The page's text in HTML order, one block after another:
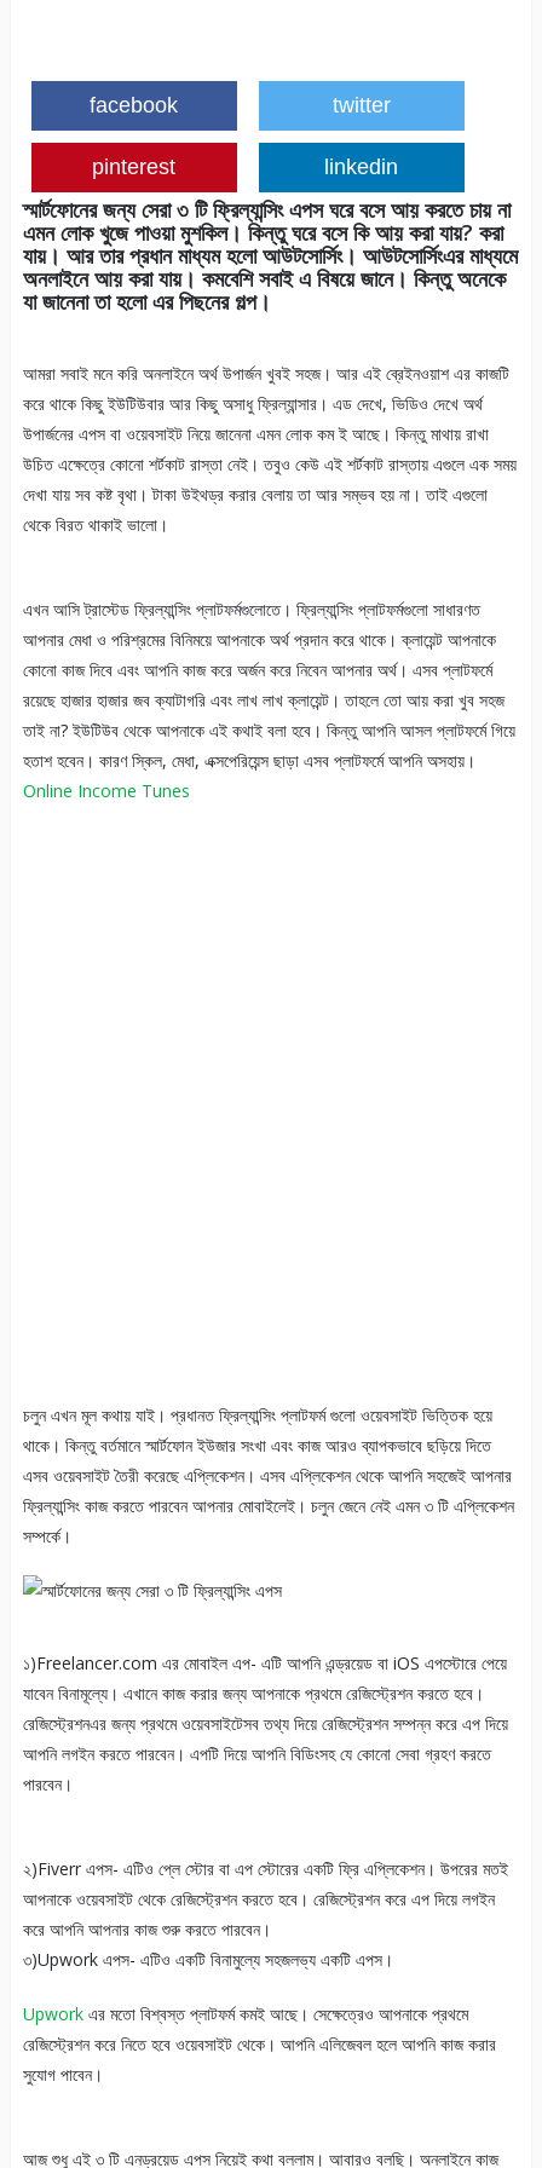
facebook twitter
pinterest linkedin
স্মার্টফোনের জন্য সেরা ৩ টি ফ্রিল্যান্সিং এপস ঘরে বসে আয় করতে চায় না
এমন লোক খুজে পাওয়া মুশকিল। কিন্তু ঘরে বসে কি আয় করা যায়? করা
যায়। আর তার প্রধান মাধ্যম হলো আউটসোর্সিং। আউটসোর্সিংএর মাধ্যমে
অনলাইনে আয় করা যায়। কমবেশি সবাই এ বিষয়ে জানে। কিন্তু অনেকে
যা জানেনা তা হলো এর পিছনের গল্প।
আমরা সবাই মনে করি অনলাইনে অর্থ উপার্জন খুবই সহজ। আর এই ব্রেইনওয়াশ এর কাজটি
করে থাকে কিছু ইউটিউবার আর কিছু অসাধু ফ্রিল্যান্সার। এড দেখে, ভিডিও দেখে অর্থ
উপার্জনের এপস বা ওয়েবসাইট নিয়ে জানেনা এমন লোক কম ই আছে। কিন্তু মাথায় রাখা
উচিত এক্ষেত্রে কোনো শর্টকাট রাস্তা নেই। তবুও কেউ এই শর্টকাট রাস্তায় এগুলে এক সময়
দেখা যায় সব কষ্ট বৃথা। টাকা উইথড্র করার বেলায় তা আর সম্ভব হয় না। তাই এগুলো
থেকে বিরত থাকাই ভালো।
এখন আসি ট্রাস্টেড ফ্রিল্যান্সিং প্লাটফর্মগুলোতে। ফ্রিল্যান্সিং প্লাটফর্মগুলো সাধারণত
আপনার মেধা ও পরিশ্রমের বিনিময়ে আপনাকে অর্থ প্রদান করে থাকে। ক্লায়েন্ট আপনাকে
কোনো কাজ দিবে এবং আপনি কাজ করে অর্জন করে নিবেন আপনার অর্থ। এসব প্লাটফর্মে
রয়েছে হাজার হাজার জব ক্যাটাগরি এবং লাখ লাখ ক্লায়েন্ট। তাহলে তো আয় করা খুব সহজ
তাই না? ইউটিউব থেকে আপনাকে এই কথাই বলা হবে। কিন্তু আপনি আসল প্লাটফর্মে গিয়ে
হতাশ হবেন। কারণ স্কিল, মেধা, এক্সপেরিয়েন্স ছাড়া এসব প্লাটফর্মে আপনি অসহায়।
Online Income Tunes
চলুন এখন মূল কথায় যাই। প্রধানত ফ্রিল্যান্সিং প্লাটফর্ম গুলো ওয়েবসাইট ভিত্তিক হয়ে
থাকে। কিন্তু বর্তমানে স্মার্টফোন ইউজার সংখা এবং কাজ আরও ব্যাপকভাবে ছড়িয়ে দিতে
এসব ওয়েবসাইট তৈরী করেছে এপ্লিকেশন। এসব এপ্লিকেশন থেকে আপনি সহজেই আপনার
ফ্রিল্যান্সিং কাজ করতে পারবেন আপনার মোবাইলেই। চলুন জেনে নেই এমন ৩ টি এপ্লিকেশন
সম্পর্কে।
১)Freelancer.com এর মোবাইল এপ- এটি আপনি এন্ড্রয়েড বা iOS এপস্টোরে পেয়ে
যাবেন বিনামূল্যে। এখানে কাজ করার জন্য আপনাকে প্রথমে রেজিস্ট্রেশন করতে হবে।
রেজিস্ট্রেশনএর জন্য প্রথমে ওয়েবসাইটেসব তথ্য দিয়ে রেজিস্ট্রেশন সম্পন্ন করে এপ দিয়ে
আপনি লগইন করতে পারবেন। এপটি দিয়ে আপনি বিডিংসহ যে কোনো সেবা গ্রহণ করতে
পারবেন।
২)Fiverr এপস- এটিও প্লে স্টোর বা এপ স্টোরের একটি ফ্রি এপ্লিকেশন। উপরের মতই
আপনাকে ওয়েবসাইট থেকে রেজিস্ট্রেশন করতে হবে। রেজিস্ট্রেশন করে এপ দিয়ে লগইন
করে আপনি আপনার কাজ শুরু করতে পারবেন।
৩)Upwork এপস- এটিও একটি বিনামুল্যে সহজলভ্য একটি এপস।
Upwork এর মতো বিশ্বস্ত প্লাটফর্ম কমই আছে। সেক্ষেত্রেও আপনাকে প্রথমে
রেজিস্ট্রেশন করে নিতে হবে ওয়েবসাইট থেকে। আপনি এলিজেবল হলে আপনি কাজ করার
সুযোগ পাবেন।
আজ শুধু এই ৩ টি এনড্রয়েড এপস নিয়েই কথা বললাম। আবারও বলছি। অনলাইনে কাজ